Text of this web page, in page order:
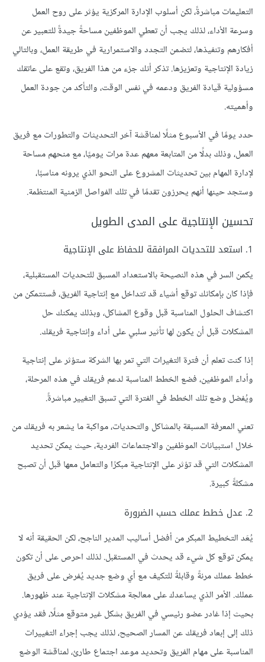
التعليمات مباشرةً، لكن أسلوب الإدارة المركزية يؤثر على روح العمل
وسرعة الأداء، لذلك يجب أن تعطي الموظفين مساحةً جيدةً للتعبير عن
أفكارهم وتنفيذها، لتضمن التجدد والاستمرارية في طريقة العمل، وبالتالي
زيادة الإنتاجية وتعزيزها. تذكر أنك جزء من هذا الفريق، وتقع على عاتقك
مسؤولية قيادة الفريق ودعمه في نفس الوقت، والتأكد من جودة العمل
وأهميته.
حدد يومًا في الأسبوع مثلًا لمناقشة آخر التحديثات والتطورات مع فريق
العمل، وذلك بدلًا من المتابعة معهم عدة مرات يوميًا، مع منحهم مساحة
لإدارة المهام بين تحديثات المشروع على النحو الذي يرونه مناسبًا،
وستجد حينها أنهم يحرزون تقدمًا في تلك الفواصل الزمنية المنتظمة.
تحسين الإنتاجية على المدى الطويل
1. استعد للتحديات المرافقة للحفاظ على الإنتاجية
يكمن السر في هذه النصيحة بالاستعداد المسبق للتحديات المستقبلية،
فإذا كان بإمكانك توقع أشياء قد تتداخل مع إنتاجية الفريق، فستتمكن من
اكتشاف الحلول المناسبة قبل وقوع المشاكل، وبذلك يمكنك حل
المشكلات قبل أن يكون لها تأثير سلبي على أداء وإنتاجية فريقك.
إذا كنت تعلم أن فترة التغيرات التي تمر بها الشركة ستؤثر على إنتاجية
وأداء الموظفين، فضع الخطط المناسبة لدعم فريقك في هذه المرحلة،
ويُفضل وضع تلك الخطط في الفترة التي تسبق التغيير مباشرةً.
تعني المعرفة المسبقة بالمشاكل والتحديات، مواكبة ما يشعر به فريقك من
خلال استبيانات الموظفين والاجتماعات الفردية، حيث يمكن تحديد
المشكلات التي قد تؤثر على الإنتاجية مبكرًا والتعامل معها قبل أن تصبح
مشكلةً كبيرة.
2. عدل خطط عملك حسب الضرورة
يُعَد التخطيط المبكر من أفضل أساليب المدير الناجح، لكن الحقيقة أنه لا
يمكن توقع كل شيء قد يحدث في المستقبل. لذلك احرص على أن تكون
خطط عملك مرنةً وقابلةً للتكيف مع أي وضع جديد يُفرض على فريق
عملك. الأمر الذي يساعدك على معالجة مشكلات الإنتاجية عند ظهورها.
بحيث إذا غادر عضو رئيسي في الفريق بشكل غير متوقع مثلًا، فقد يؤدي
ذلك إلى إبعاد فريقك عن المسار الصحيح، لذلك يجب إجراء التغييرات
المناسبة على مهام الفريق وتحديد موعد اجتماع طارئ، لمناقشة الوضع